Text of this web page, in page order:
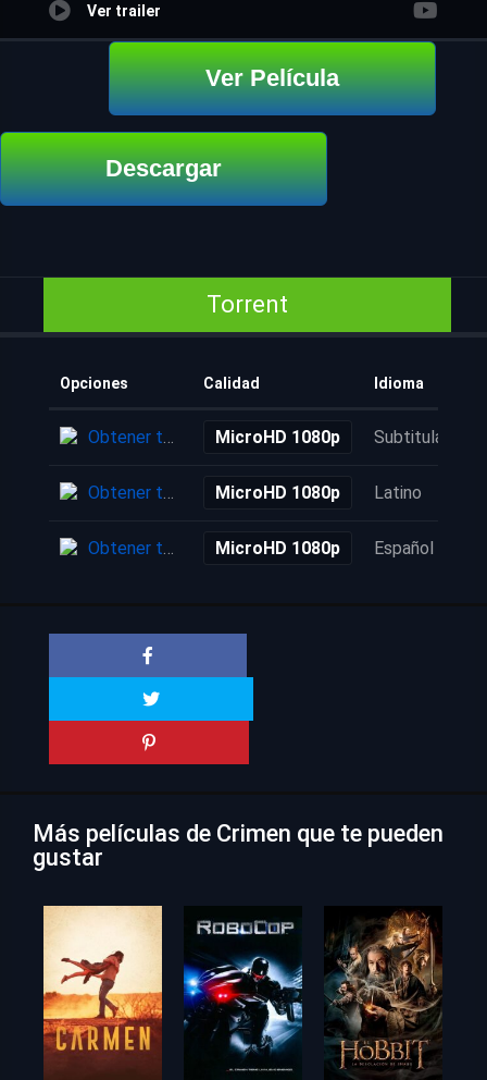
Ver trailer
Ver Película
Descargar
Torrent
Opciones Calidad Idioma
Obtener torrent MicroHD 1080p Subtitulada
Obtener torrent MicroHD 1080p Latino
Obtener torrent MicroHD 1080p Español
Más películas de Crimen que te pueden
gustar